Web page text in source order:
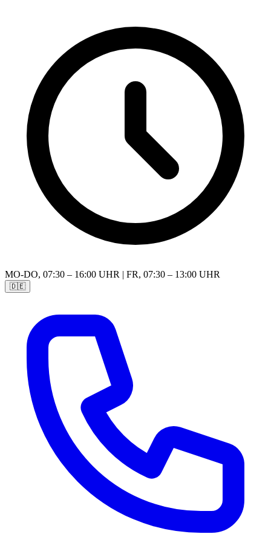
MO-DO, 07:30 – 16:00 UHR | FR, 07:30 – 13:00 UHR
🇩🇪